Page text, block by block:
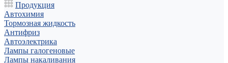
Продукция
Автохимия
Тормозная жидкость
Антифриз
Автоэлектрика
Лампы галогеновые
Лампы накаливания